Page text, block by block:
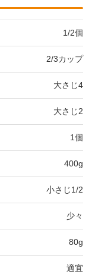
1/2個
2/3カップ
大さじ4
大さじ2
1個
400g
小さじ1/2
少々
80g
適宜